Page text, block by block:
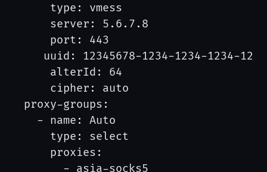
    type: vmess
    server: 5.6.7.8
    port: 443
uuid: 12345678-1234-1234-1234-
    alterId: 64
    cipher: auto
proxy-groups:
  - name: Auto
    type: select
    proxies:
      - asia-socks5